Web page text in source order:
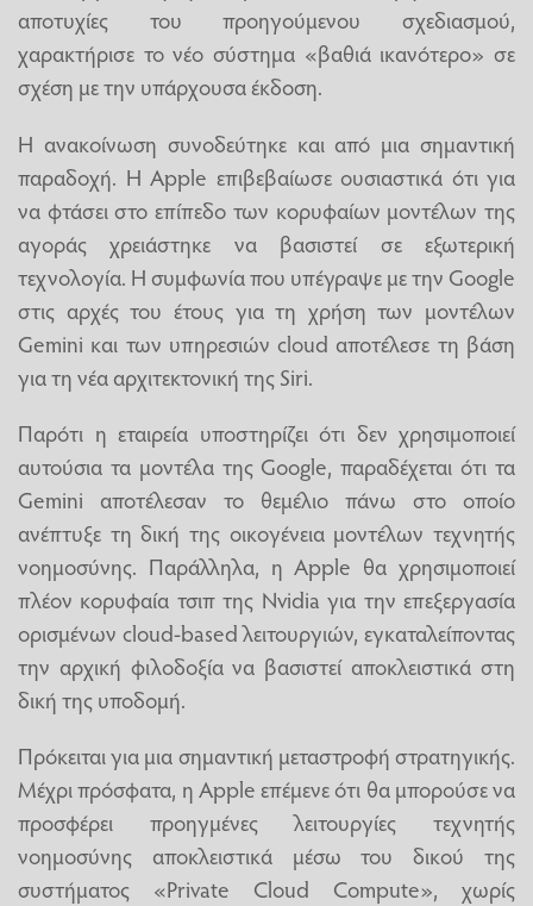
αποτυχίες του προηγούμενου σχεδιασμού,
χαρακτήρισε το νέο σύστημα «βαθιά ικανότερο» σε
σχέση με την υπάρχουσα έκδοση.
Η ανακοίνωση συνοδεύτηκε και από μια σημαντική
παραδοχή. Η Apple επιβεβαίωσε ουσιαστικά ότι για
να φτάσει στο επίπεδο των κορυφαίων μοντέλων της
αγοράς χρειάστηκε να βασιστεί σε εξωτερική
τεχνολογία. Η συμφωνία που υπέγραψε με την Google
στις αρχές του έτους για τη χρήση των μοντέλων
Gemini και των υπηρεσιών cloud αποτέλεσε τη βάση
για τη νέα αρχιτεκτονική της Siri.
Παρότι η εταιρεία υποστηρίζει ότι δεν χρησιμοποιεί
αυτούσια τα μοντέλα της Google, παραδέχεται ότι τα
Gemini αποτέλεσαν το θεμέλιο πάνω στο οποίο
ανέπτυξε τη δική της οικογένεια μοντέλων τεχνητής
νοημοσύνης. Παράλληλα, η Apple θα χρησιμοποιεί
πλέον κορυφαία τσιπ της Nvidia για την επεξεργασία
ορισμένων cloud-based λειτουργιών, εγκαταλείποντας
την αρχική φιλοδοξία να βασιστεί αποκλειστικά στη
δική της υποδομή.
Πρόκειται για μια σημαντική μεταστροφή στρατηγικής.
Μέχρι πρόσφατα, η Apple επέμενε ότι θα μπορούσε να
προσφέρει προηγμένες λειτουργίες τεχνητής
νοημοσύνης αποκλειστικά μέσω του δικού της
συστήματος «Private Cloud Compute», χωρίς